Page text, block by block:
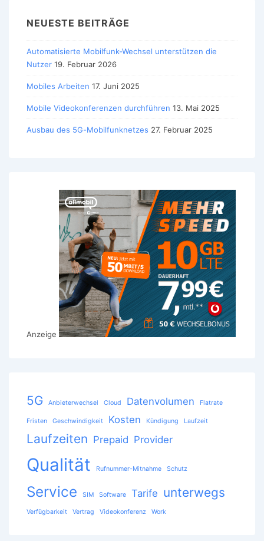
NEUESTE BEITRÄGE
Automatisierte Mobilfunk-Wechsel unterstützen die
Nutzer 19. Februar 2026
Mobiles Arbeiten 17. Juni 2025
Mobile Videokonferenzen durchführen 13. Mai 2025
Ausbau des 5G-Mobilfunknetzes 27. Februar 2025
Anzeige
5G Anbieterwechsel Cloud Datenvolumen Flatrate
Fristen Geschwindigkeit Kosten Kündigung Laufzeit
Laufzeiten Prepaid Provider
Qualität Rufnummer-Mitnahme Schutz
Service SIM Software Tarife unterwegs
Verfügbarkeit Vertrag Videokonferenz Work